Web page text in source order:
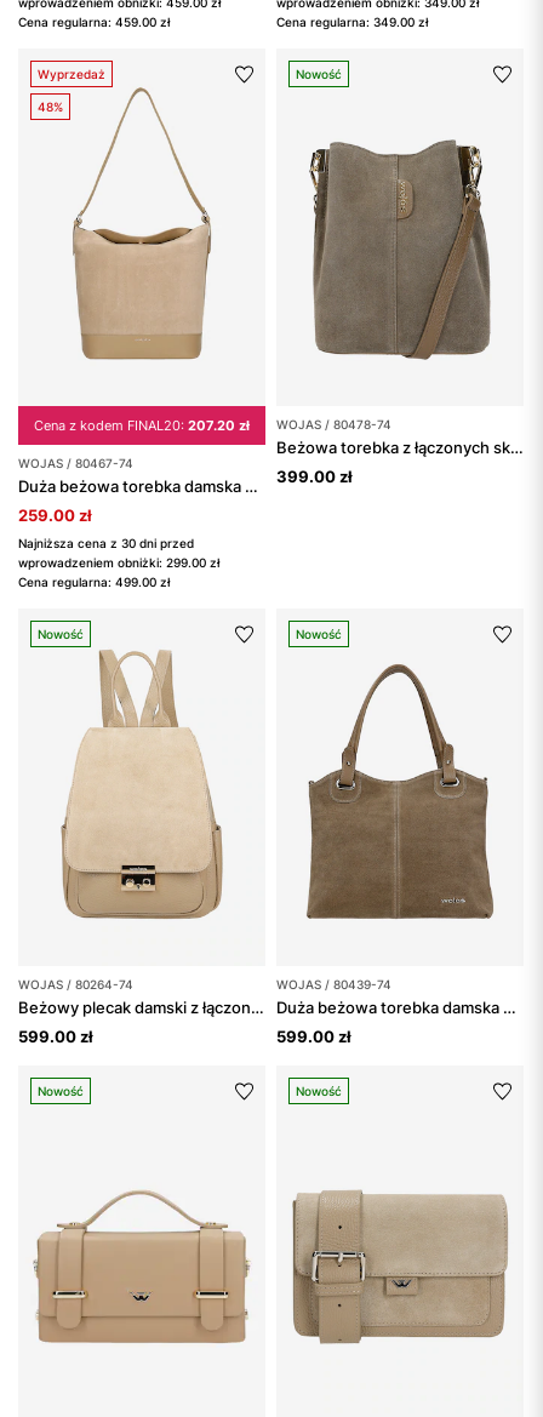
Cena regularna: 459.00 zł
Cena regularna: 349.00 zł
Wyprzedaż
48%
Cena z kodem FINAL20: 207.20 zł
WOJAS / 80467-74
Duża beżowa torebka damska z łączonych skór
259.00 zł
Najniższa cena z 30 dni przed
wprowadzeniem obniżki: 299.00 zł
Cena regularna: 499.00 zł
Nowość
WOJAS / 80478-74
Beżowa torebka z łączonych skór
399.00 zł
Nowość
WOJAS / 80264-74
Beżowy plecak damski z łączonych skór
599.00 zł
Nowość
WOJAS / 80439-74
Duża beżowa torebka damska z dwoiny
599.00 zł
Nowość Nowość